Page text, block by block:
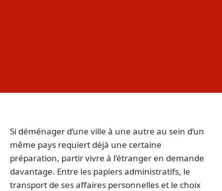
Si déménager d’une ville à une autre au sein d’un
même pays requiert déjà une certaine
préparation, partir vivre à l’étranger en demande
davantage. Entre les papiers administratifs, le
transport de ses affaires personnelles et le choix